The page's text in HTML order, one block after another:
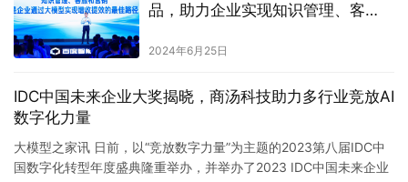
品，助力企业实现知识管理、客
2024年6月25日
IDC中国未来企业大奖揭晓，商汤科技助力多行业竞放AI
数字化力量
大模型之家讯 日前，以“竞放数字力量”为主题的2023第八届IDC中
国数字化转型年度盛典隆重举办，并举办了2023 IDC中国未来企业